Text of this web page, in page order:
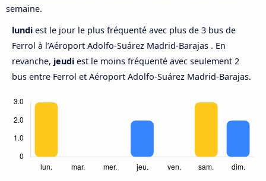
semaine.
lundi est le jour le plus fréquenté avec plus de 3 bus de
Ferrol à l’Aéroport Adolfo-Suárez Madrid-Barajas . En
revanche, jeudi est le moins fréquenté avec seulement 2
bus entre Ferrol et Aéroport Adolfo-Suárez Madrid-Barajas.